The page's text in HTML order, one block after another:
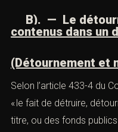
ne peuvent être
de l’agent auquel la
Code pénal, les faits de
soustractiondoivent être
de la négligence de
caractériser une faute